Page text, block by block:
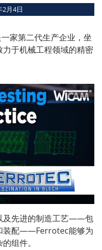
2月4日
家第二代生产企业，坐
于机械工程领域的精密
及先进的制造工艺——包
装配——Ferrotec能够为
组件。